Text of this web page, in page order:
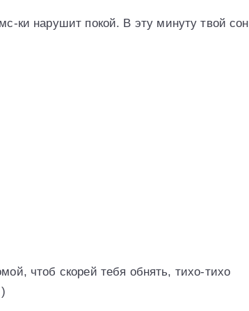
ки нарушит покой. В эту минуту твой сон
чтоб скорей тебя обнять, тихо-тихо